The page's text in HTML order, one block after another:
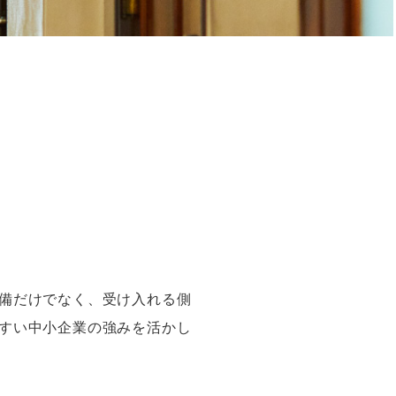
だけでなく、受け入れる側
い中小企業の強みを活かし